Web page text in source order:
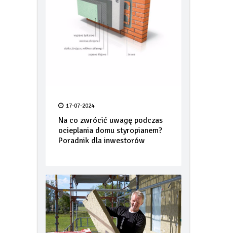
17-07-2024
Na co zwrócić uwagę podczas
ocieplania domu styropianem?
Poradnik dla inwestorów